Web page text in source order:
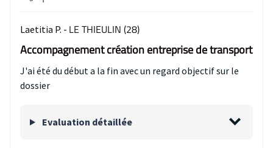
Laetitia P. - LE THIEULIN (28)
Accompagnement création entreprise de transport
J'ai été du début a la fin avec un regard objectif sur le
dossier
Evaluation détaillée